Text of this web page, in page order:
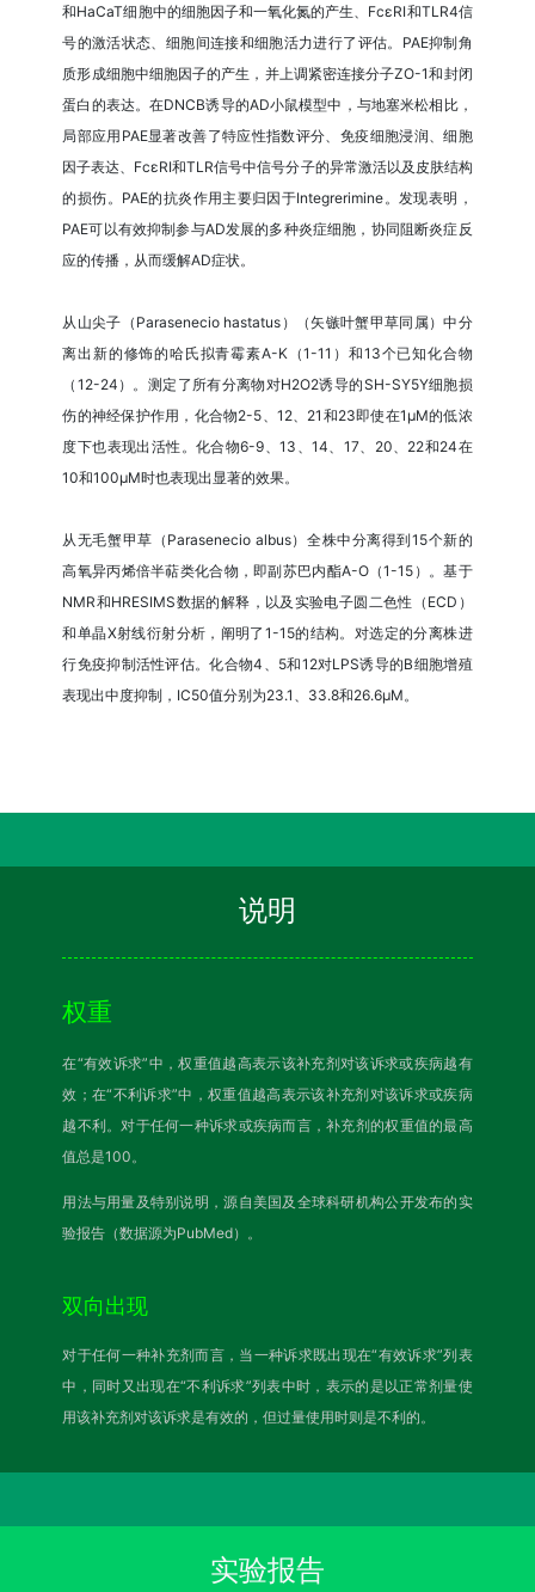
和HaCaT细胞中的细胞因子和一氧化氮的产生、FcεRI和TLR4信
号的激活状态、细胞间连接和细胞活力进行了评估。PAE抑制角
质形成细胞中细胞因子的产生，并上调紧密连接分子ZO-1和封闭
蛋白的表达。在DNCB诱导的AD小鼠模型中，与地塞米松相比，
局部应用PAE显著改善了特应性指数评分、免疫细胞浸润、细胞
因子表达、FcεRI和TLR信号中信号分子的异常激活以及皮肤结构
的损伤。PAE的抗炎作用主要归因于Integrerimine。发现表明，
PAE可以有效抑制参与AD发展的多种炎症细胞，协同阻断炎症反
应的传播，从而缓解AD症状。
从山尖子（Parasenecio hastatus）（矢镞叶蟹甲草同属）中分
离出新的修饰的哈氏拟青霉素A-K（1-11）和13个已知化合物
（12-24）。测定了所有分离物对H2O2诱导的SH-SY5Y细胞损
伤的神经保护作用，化合物2-5、12、21和23即使在1μM的低浓
度下也表现出活性。化合物6-9、13、14、17、20、22和24在
10和100μM时也表现出显著的效果。
从无毛蟹甲草（Parasenecio albus）全株中分离得到15个新的
高氧异丙烯倍半萜类化合物，即副苏巴内酯A-O（1-15）。基于
NMR和HRESIMS数据的解释，以及实验电子圆二色性（ECD）
和单晶X射线衍射分析，阐明了1-15的结构。对选定的分离株进
行免疫抑制活性评估。化合物4、5和12对LPS诱导的B细胞增殖
表现出中度抑制，IC50值分别为23.1、33.8和26.6μM。
说明
权重
在“有效诉求”中，权重值越高表示该补充剂对该诉求或疾病越有
效；在“不利诉求”中，权重值越高表示该补充剂对该诉求或疾病
越不利。对于任何一种诉求或疾病而言，补充剂的权重值的最高
值总是100。
用法与用量及特别说明，源自美国及全球科研机构公开发布的实
验报告（数据源为PubMed）。
双向出现
对于任何一种补充剂而言，当一种诉求既出现在“有效诉求”列表
中，同时又出现在“不利诉求”列表中时，表示的是以正常剂量使
用该补充剂对该诉求是有效的，但过量使用时则是不利的。
实验报告